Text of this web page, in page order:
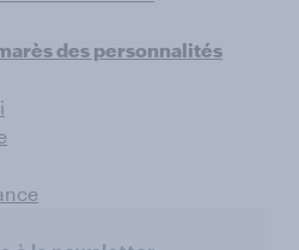
des personnalités